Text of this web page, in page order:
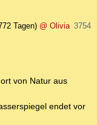
Tagen) @ Olivia 3754
von Natur aus
endet vor